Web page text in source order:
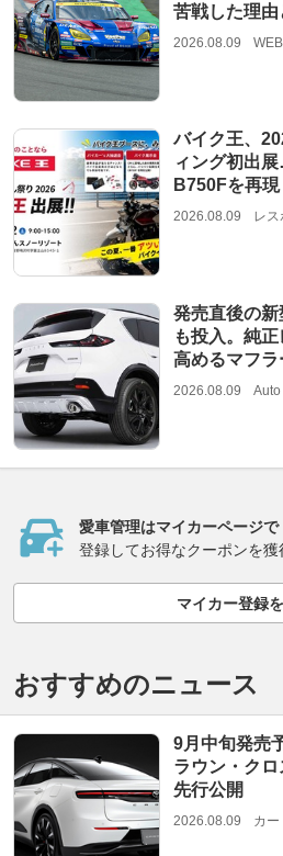
苦戦した理由
2026.08.09
バイク王、
ィング初出
B750Fを再現
2026.08.09 レ
発売直後の新
も投入。純
高めるマフラ
2026.08.09 Auto
愛車管理はマイカーページで
登録してお得なクーポンを獲
マイカー登録
おすすめのニュース
9月中旬発売
ラウン・ク
先行公開
2026.08.09 カ